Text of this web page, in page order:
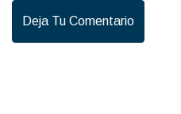
Deja Tu Comentario